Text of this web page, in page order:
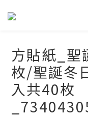
方貼紙_聖
枚/聖誕冬
入共40枚